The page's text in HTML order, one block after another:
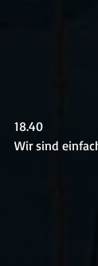
18.40
Wir sind